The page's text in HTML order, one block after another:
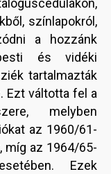
színlapokról,
a hozzánk
és vidéki
tartalmazták
Ezt váltotta fel a
melyben
az 1960/61-
míg az 1964/65-
Ezek